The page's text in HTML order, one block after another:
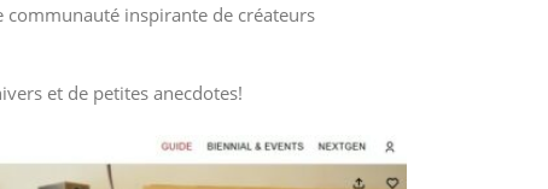
communauté inspirante de créateurs
et de petites anecdotes!